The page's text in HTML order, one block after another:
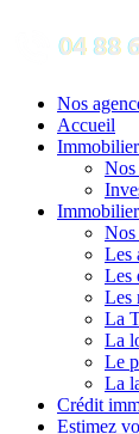
Nos
Accueil
Nos
Nos
Les
Les
Les
La
La
Le
La
Crédit
Estimez